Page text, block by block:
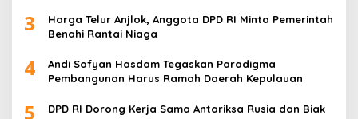
3
Harga Telur Anjlok, Anggota DPD RI Minta Pemerintah
Benahi Rantai Niaga
4
Andi Sofyan Hasdam Tegaskan Paradigma
Pembangunan Harus Ramah Daerah Kepulauan
5
DPD RI Dorong Kerja Sama Antariksa Rusia dan Biak